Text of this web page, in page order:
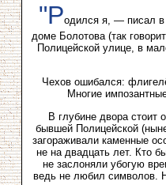
"Родился я, — писал в
доме Болотова (так
Полицейской улице, в
Чехов ошибался:
Многие
В глубине двора
бывшей Полицейской
загораживали каменные
не на двадцать лет. Кто
не заслоняли убогую
ведь не любил символов.